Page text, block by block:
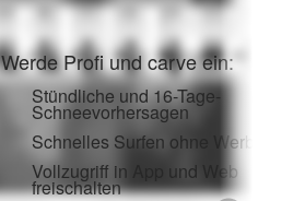
Werde Profi und carve ein:
Stündliche und 16-Tage-
Schneevorhersagen
Schnelles Surfen ohne Werbung
Vollzugriff in App und Web
freischalten